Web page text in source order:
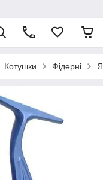
Котушки Фідерні